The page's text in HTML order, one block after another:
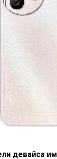
девайса